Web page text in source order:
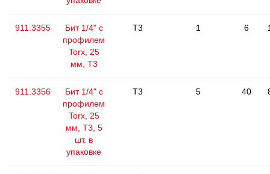
911.3355
Бит 1/4" с
профилем
Torx, 25
мм, Т3
T3 1 6
911.3356
Бит 1/4" с
профилем
Torx, 25
мм, Т3, 5
шт. в
упаковке
T3 5 40